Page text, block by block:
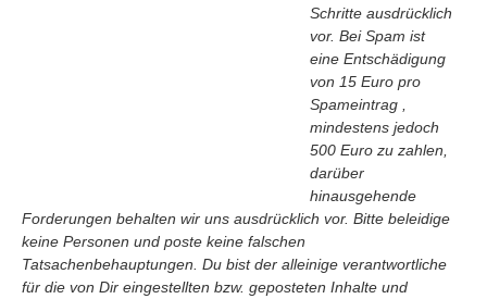
Suchen
Kontaktieren
Schritte ausdrücklich
vor. Bei Spam ist
eine Entschädigung
von 15 Euro pro
Spameintrag ,
mindestens jedoch
500 Euro zu zahlen,
darüber
hinausgehende
Forderungen behalten wir uns ausdrücklich vor. Bitte beleidige
keine Personen und poste keine falschen
Tatsachenbehauptungen. Du bist der alleinige verantwortliche
für die von Dir eingestellten bzw. geposteten Inhalte und